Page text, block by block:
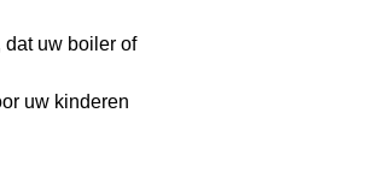
dat uw boiler of
uw kinderen